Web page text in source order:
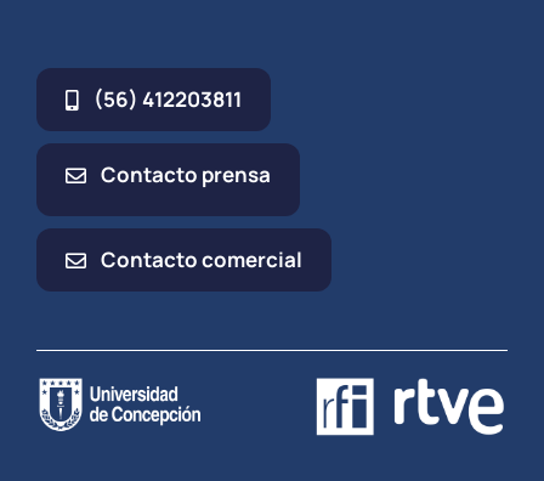
(56) 412203811
Contacto prensa
Contacto comercial